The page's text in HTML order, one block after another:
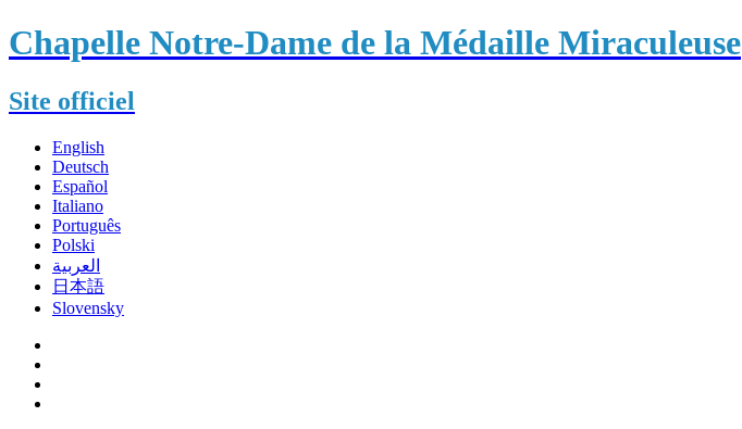
Chapelle Notre-Dame de la Médaille Miraculeuse
Site officiel
English
Deutsch
Español
Italiano
Português
Polski
العربية
日本語
Slovensky